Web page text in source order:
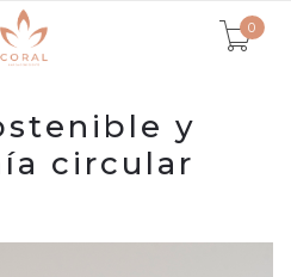
0
y
circular